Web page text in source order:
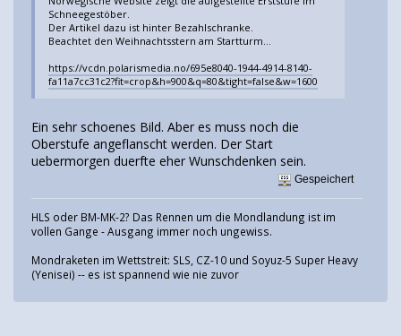
Schneegestöber.
Der Artikel dazu ist hinter Bezahlschranke.
Beachtet den Weihnachtsstern am Startturm...
https://vcdn.polarismedia.no/695e8040-1944-4914-8140-
fa11a7cc31c2?fit=crop&h=900&q=80&tight=false&w=1600
Ein sehr schoenes Bild. Aber es muss noch die
Oberstufe angeflanscht werden. Der Start
uebermorgen duerfte eher Wunschdenken sein.
Gespeichert
HLS oder BM-MK-2? Das Rennen um die Mondlandung ist im
vollen Gange - Ausgang immer noch ungewiss.
Mondraketen im Wettstreit: SLS, CZ-10 und Soyuz-5 Super Heavy
(Yenisei) -- es ist spannend wie nie zuvor